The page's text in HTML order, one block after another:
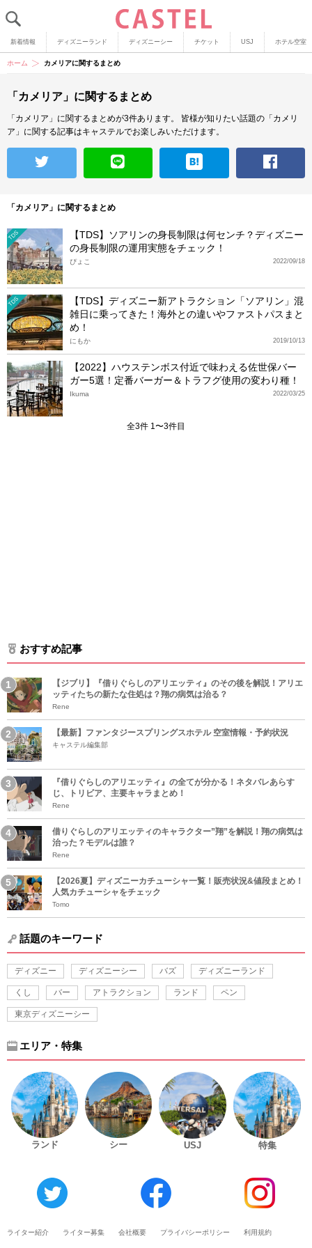
新着情報 ディズニーランド ディズニーシー チケット USJ ホテル空室
ホーム カメリアに関するまとめ
「カメリア」に関するまとめ
「カメリア」に関するまとめが3件あります。
皆様が知りたい話題の「カメリ
ア」に関する記事はキャステルでお楽しみいただけます。
「カメリア」に関するまとめ
TDS
【TDS】ソアリンの身長制限は何センチ？ディズニー
の身長制限の運用実態をチェック！
2022/09/18
ぴょこ
TDS
【TDS】ディズニー新アトラクション「ソアリン」混
雑日に乗ってきた！海外との違いやファストパスまと
め！
2019/10/13
にもか
【2022】ハウステンボス付近で味わえる佐世保バー
ガー5選！定番バーガー＆トラフグ使用の変わり種！
2022/03/25
Ikuma
全3件 1〜3件目
おすすめ記事
【ジブリ】『借りぐらしのアリエッティ』のその後を解説！アリエ
ッティたちの新たな住処は？翔の病気は治る？
Rene
【最新】ファンタジースプリングスホテル 空室情報・予約状況
キャステル編集部
『借りぐらしのアリエッティ』の全てが分かる！ネタバレあらす
じ、トリビア、主要キャラまとめ！
Rene
借りぐらしのアリエッティのキャラクター”翔”を解説！翔の病気は
治った？モデルは誰？
Rene
【2026夏】ディズニーカチューシャ一覧！販売状況&値段まとめ！
人気カチューシャをチェック
Tomo
話題のキーワード
ディズニー ディズニーシー バズ ディズニーランド
くし バー アトラクション ランド ペン
東京ディズニーシー
エリア・特集
ランド シー USJ 特集
ライター紹介 ライター募集 会社概要 プライバシーポリシー 利用規約